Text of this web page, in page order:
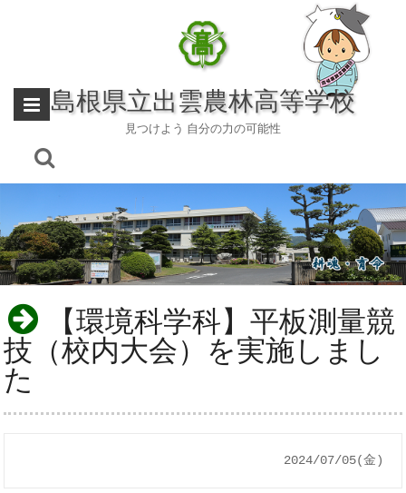
島根県立出雲農林高等学校
見つけよう 自分の力の可能性
【環境科学科】平板測量競
技（校内大会）を実施しまし
た
2024/07/05(金)